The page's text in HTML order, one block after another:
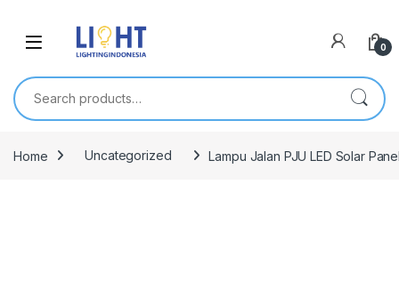
0
Search for:
Home Uncategorized Lampu Jalan PJU LED Solar